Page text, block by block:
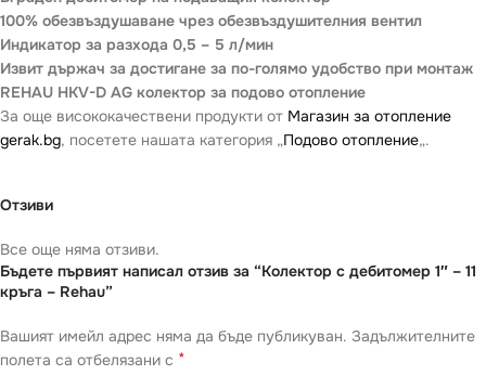
100% обезвъздушаване чрез обезвъздушителния вентил
Индикатор за разхода 0,5 – 5 л/мин
Извит държач за достигане за по-голямо удобство при монтаж
REHAU HKV-D AG колектор за подово отопление
За още висококачествени продукти от Магазин за отопление
gerak.bg, посетете нашата категория „Подово отопление„.
Отзиви
Все още няма отзиви.
Бъдете първият написал отзив за “Колектор с дебитомер 1″ – 11
кръга – Rehau”
Вашият имейл адрес няма да бъде публикуван. Задължителните
полета са отбелязани с *